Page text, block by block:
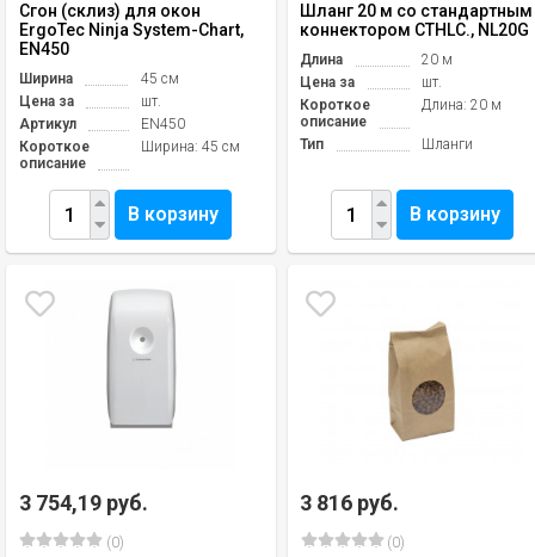
Сгон (склиз) для окон
ErgoTec Ninja System-Chart,
EN450
Ширина
45 см
Цена за
шт.
Артикул
EN450
Короткое
описание
Ширина: 45 см
В корзину
Шланг 20 м со стандартным
коннектором CTHLC., NL20G
Длина
20 м
Цена за
шт.
Короткое
описание
Длина: 20 м
Тип Шланги
В корзину
3 754,19 руб.
(0)
3 816 руб.
(0)